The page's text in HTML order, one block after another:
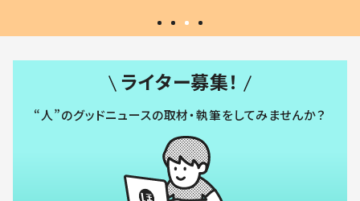
ライター募集！
“人”のグッドニュースの取材・執筆をしてみませんか？